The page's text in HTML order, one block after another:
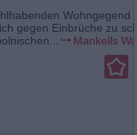
Wohngegend
gegen Einbrüche zu
Mankells